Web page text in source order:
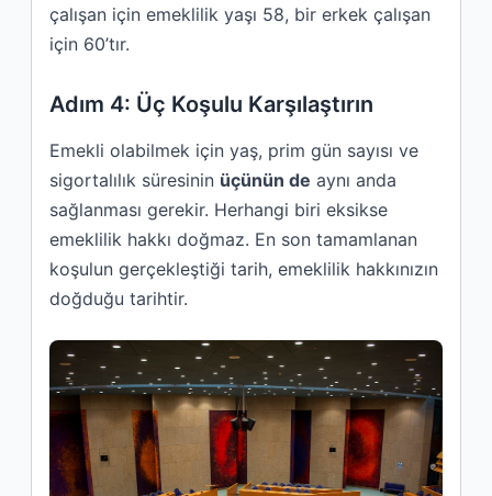
çalışan için emeklilik yaşı 58, bir erkek çalışan
için 60’tır.
Adım 4: Üç Koşulu Karşılaştırın
Emekli olabilmek için yaş, prim gün sayısı ve
sigortalılık süresinin üçünün de aynı anda
sağlanması gerekir. Herhangi biri eksikse
emeklilik hakkı doğmaz. En son tamamlanan
koşulun gerçekleştiği tarih, emeklilik hakkınızın
doğduğu tarihtir.